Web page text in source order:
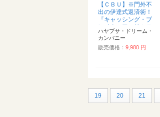
【ＣＢＵ】※門外不
出の伊達式返済術！
『キャッシング・ブ
レイク＜アンリミテ
ッド＞』 ...
ハヤブサ・ドリーム・
カンパニー
販売価格： 9,980 円
19 20 21